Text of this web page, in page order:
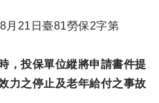
月21日臺81勞保2字第
，投保單位縱將申請書件提
力之停止及老年給付之事故